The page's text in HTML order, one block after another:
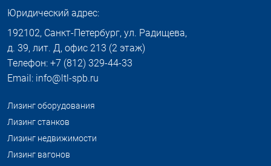
Юридический адрес:
192102, Санкт-Петербург, ул. Радищева,
д. 39, лит. Д, офис 213 (2 этаж)
Телефон: +7 (812) 329-44-33
Email: info@ltl-spb.ru
Лизинг оборудования
Лизинг станков
Лизинг недвижимости
Лизинг вагонов